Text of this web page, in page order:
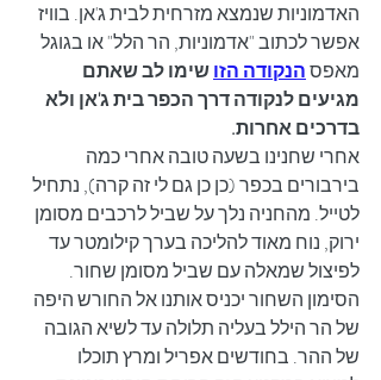
האדמוניות שנמצא מזרחית לבית ג'אן. בוויז
אפשר לכתוב "אדמוניות, הר הלל" או בגוגל
מאפס הנקודה הזושימו לב שאתם
מגיעים לנקודה דרך הכפר בית ג'אן ולא
בדרכים אחרות.
אחרי שחנינו בשעה טובה אחרי כמה
בירבורים בכפר (כן כן גם לי זה קרה), נתחיל
לטייל. מהחניה נלך על שביל לרכבים מסומן
ירוק, נוח מאוד להליכה בערך קילומטר עד
לפיצול שמאלה עם שביל מסומן שחור.
הסימון השחור יכניס אותנו אל החורש היפה
של הר הילל בעליה תלולה עד לשיא הגובה
של ההר. בחודשים אפריל ומרץ תוכלו